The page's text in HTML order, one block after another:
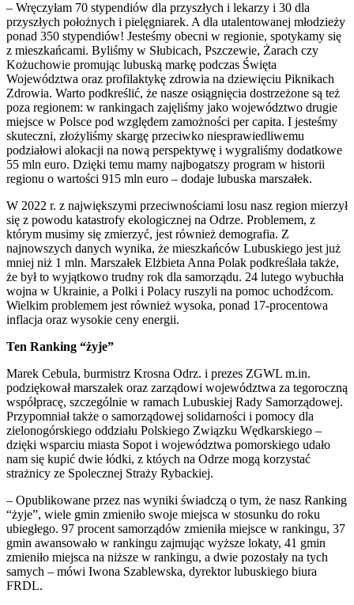
– Wręczyłam 70 stypendiów dla przyszłych i lekarzy i 30 dla
przyszłych położnych i pielęgniarek. A dla utalentowanej młodzieży
ponad 350 stypendiów! Jesteśmy obecni w regionie, spotykamy się
z mieszkańcami. Byliśmy w Słubicach, Pszczewie, Żarach czy
Kożuchowie promując lubuską markę podczas Święta
Województwa oraz profilaktykę zdrowia na dziewięciu Piknikach
Zdrowia. Warto podkreślić, że nasze osiągnięcia dostrzeżone są też
poza regionem: w rankingach zajęliśmy jako województwo drugie
miejsce w Polsce pod względem zamożności per capita. I jesteśmy
skuteczni, złożyliśmy skargę przeciwko niesprawiedliwemu
podziałowi alokacji na nową perspektywę i wygraliśmy dodatkowe
55 mln euro. Dzięki temu mamy najbogatszy program w historii
regionu o wartości 915 mln euro – dodaje lubuska marszałek.
W 2022 r. z największymi przeciwnościami losu nasz region mierzył
się z powodu katastrofy ekologicznej na Odrze. Problemem, z
którym musimy się zmierzyć, jest również demografia. Z
najnowszych danych wynika, że mieszkańców Lubuskiego jest już
mniej niż 1 mln. Marszałek Elżbieta Anna Polak podkreślała także,
że był to wyjątkowo trudny rok dla samorządu. 24 lutego wybuchła
wojna w Ukrainie, a Polki i Polacy ruszyli na pomoc uchodźcom.
Wielkim problemem jest również wysoka, ponad 17-procentowa
inflacja oraz wysokie ceny energii.
Ten Ranking “żyje”
Marek Cebula, burmistrz Krosna Odrz. i prezes ZGWL m.in.
podziękował marszałek oraz zarządowi województwa za tegoroczną
współpracę, szczególnie w ramach Lubuskiej Rady Samorządowej.
Przypomniał także o samorządowej solidarności i pomocy dla
zielonogórskiego oddziału Polskiego Związku Wędkarskiego –
dzięki wsparciu miasta Sopot i województwa pomorskiego udało
nam się kupić dwie łódki, z któych na Odrze mogą korzystać
strażnicy ze Spolecznej Straży Rybackiej.
– Opublikowane przez nas wyniki świadczą o tym, że nasz Ranking
“żyje”, wiele gmin zmieniło swoje miejsca w stosunku do roku
ubiegłego. 97 procent samorządów zmieniła miejsce w rankingu, 37
gmin awansowało w rankingu zajmując wyższe lokaty, 41 gmin
zmieniło miejsca na niższe w rankingu, a dwie pozostały na tych
samych – mówi Iwona Szablewska, dyrektor lubuskiego biura
FRDL.